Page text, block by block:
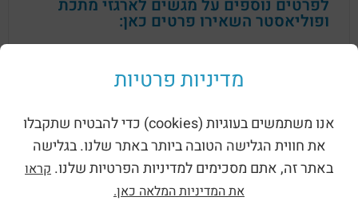
מדיניות פרטיות
אנו משתמשים בעוגיות (cookies) כדי להבטיח שתקבלו
את חווית הגלישה הטובה ביותר באתר שלנו. בגלישה
באתר זה, אתם מסכימים למדיניות הפרטיות שלנו. קראו
את המדיניות המלאה כאן.
לפרטים נוספים על מגשים לארגזי מתכת
ופוליאסטר השאירו פרטים כאן:
שליחה